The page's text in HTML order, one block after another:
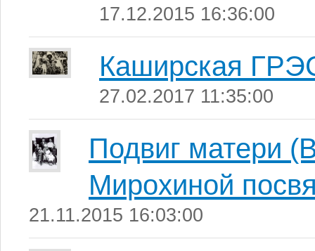
17.12.2015 16:36:00
Каширская
27.02.2017 11:35:00
Подвиг матери
Мирохиной
21.11.2015 16:03:00